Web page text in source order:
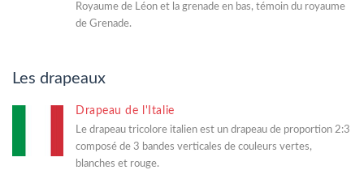
Royaume de Léon et la grenade en bas, témoin du royaume
de Grenade.
Les drapeaux
Drapeau de l'Italie
Le drapeau tricolore italien est un drapeau de proportion 2:3
composé de 3 bandes verticales de couleurs vertes,
blanches et rouge.